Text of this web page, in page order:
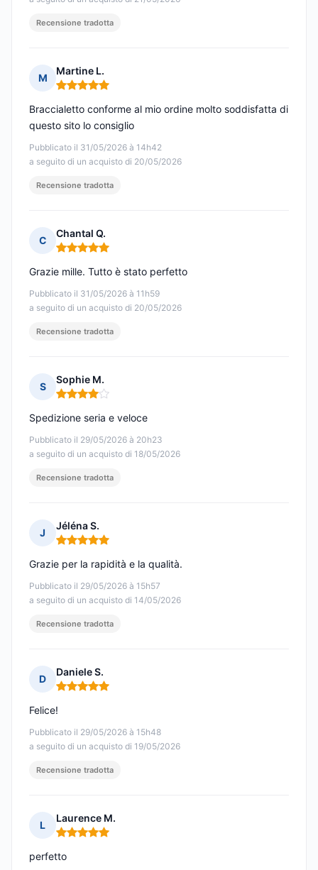
Recensione tradotta
M
Martine L.
Nota: 5 su 5
Pubblicato il 31/05/2026 à 14h42
a seguito di un acquisto di 20/05/2026
Braccialetto conforme al mio ordine molto soddisfatta di
questo sito lo consiglio
Recensione tradotta
C
Chantal Q.
Nota: 5 su 5
Pubblicato il 31/05/2026 à 11h59
a seguito di un acquisto di 20/05/2026
Grazie mille. Tutto è stato perfetto
Recensione tradotta
S
Sophie M.
Nota: 4 su 5
Pubblicato il 29/05/2026 à 20h23
a seguito di un acquisto di 18/05/2026
Spedizione seria e veloce
Recensione tradotta
J
Jéléna S.
Nota: 5 su 5
Pubblicato il 29/05/2026 à 15h57
a seguito di un acquisto di 14/05/2026
Grazie per la rapidità e la qualità.
Recensione tradotta
D
Daniele S.
Nota: 5 su 5
Pubblicato il 29/05/2026 à 15h48
a seguito di un acquisto di 19/05/2026
Felice!
Recensione tradotta
L
Laurence M.
Nota: 5 su 5
perfetto